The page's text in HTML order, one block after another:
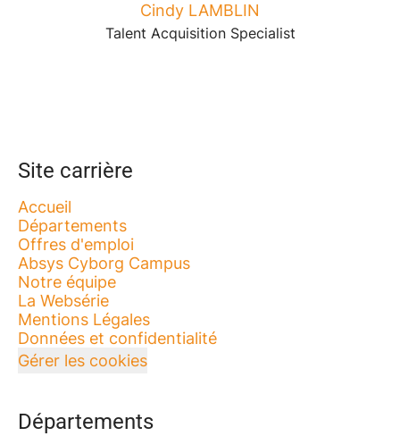
Cindy LAMBLIN
Talent Acquisition Specialist
Site carrière
Accueil
Départements
Offres d'emploi
Absys Cyborg Campus
Notre équipe
La Websérie
Mentions Légales
Données et confidentialité
Gérer les cookies
Départements